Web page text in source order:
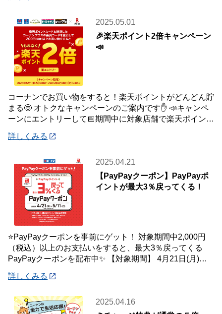
2025.05.01
🎉楽天ポイント2倍キャンペーン
📣
コーナンでお買い物をすると！楽天ポイントがどんどん貯
まる🤩 オトクなキャンペーンのご案内です✋ 📣キャンペ
ーンにエントリーして📅期間中に対象店舗で楽天ポイント
詳しくみる
2025.04.21
【PayPayクーポン】PayPayポ
イントが最大3％戻ってくる！
⭐PayPayクーポンを事前にゲット！ 対象期間中2,000円
（税込）以上のお支払いをすると、最大3％戻ってくる
PayPayクーポンを配布中✨ 【対象期間】 4月21日(月)～5
詳しくみる
2025.04.16